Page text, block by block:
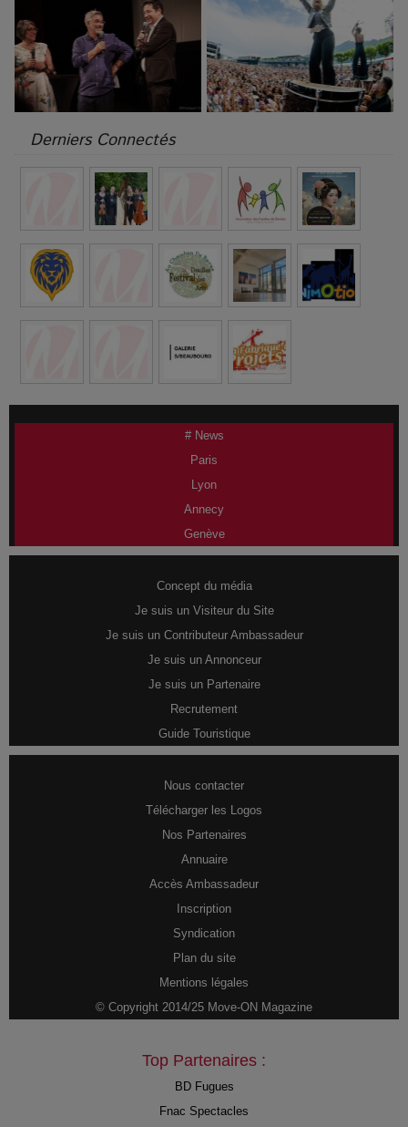
Derniers Connectés
# News
Paris
Lyon
Annecy
Genève
Concept du média
Je suis un Visiteur du Site
Je suis un Contributeur Ambassadeur
Je suis un Annonceur
Je suis un Partenaire
Recrutement
Guide Touristique
Nous contacter
Télécharger les Logos
Nos Partenaires
Annuaire
Accès Ambassadeur
Inscription
Syndication
Plan du site
Mentions légales
© Copyright 2014/25 Move-ON Magazine
Top Partenaires :
BD Fugues
Fnac Spectacles